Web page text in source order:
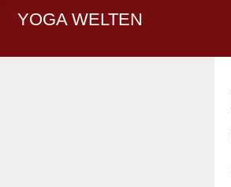
YOGA WELTEN